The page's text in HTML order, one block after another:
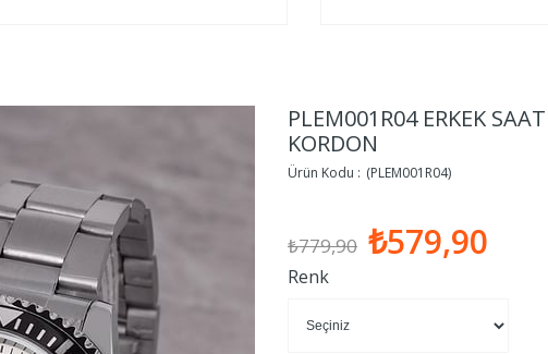
PLEM001R04 ERKEK
KORDON
(PLEM001R04)
₺779,90 ₺579,90
Renk